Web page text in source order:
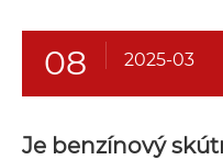
08 2025-03
Je benzínový